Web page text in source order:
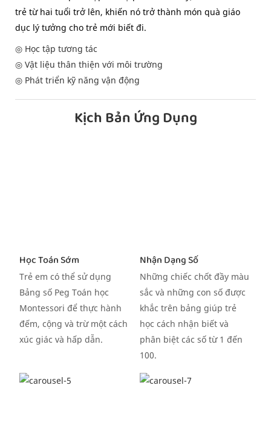
trẻ từ hai tuổi trở lên, khiến nó trở thành món quà giáo
dục lý tưởng cho trẻ mới biết đi.
◎ Học tập tương tác
◎ Vật liệu thân thiện với môi trường
◎ Phát triển kỹ năng vận động
Kịch Bản Ứng Dụng
Học Toán Sớm
Trẻ em có thể sử dụng
Bảng số Peg Toán học
Montessori để thực hành
đếm, cộng và trừ một cách
xúc giác và hấp dẫn.
Nhận Dạng Số
Những chiếc chốt đầy màu
sắc và những con số được
khắc trên bảng giúp trẻ
học cách nhận biết và
phân biệt các số từ 1 đến
100.